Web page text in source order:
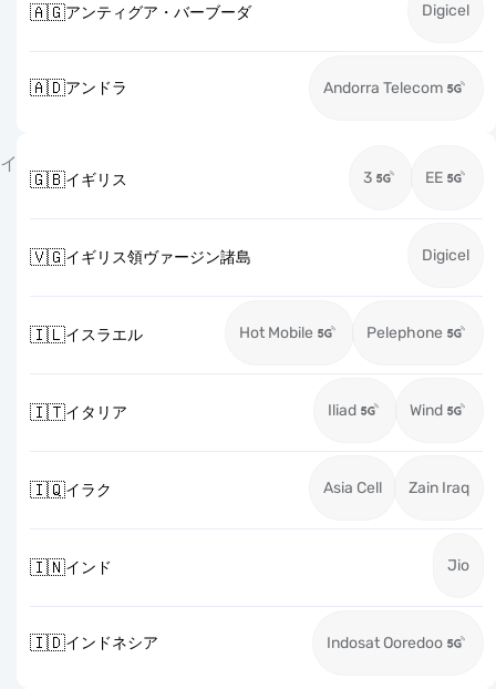
🇦🇬アンティグア・バーブーダ Digicel
🇦🇩アンドラ Andorra Telecom
イ
🇬🇧イギリス 3 EE
🇻🇬イギリス領ヴァージン諸島 Digicel
🇮🇱イスラエル Hot Mobile Pelephone
🇮🇹イタリア Iliad Wind
🇮🇶イラク Asia Cell Zain Iraq
🇮🇳インド Jio
🇮🇩インドネシア Indosat Ooredoo